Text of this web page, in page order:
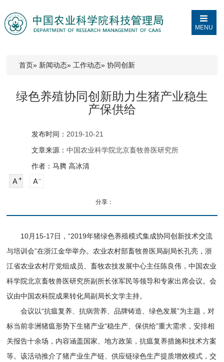
MENU
首页» 新闻动态» 工作动态» 协同创新
绿色养殖协同创新助力生猪产业稳生
产保供给
发布时间： 2019-10-21
文章来源：中国农业科学院北京畜牧兽医研究所
作者：马腾 高冰清
分享：
10月15-17日，“2019年猪绿色养殖模式集成协同创新技术交流
与培训会”在浙江金华举办。农业农村部畜牧兽医局副局长孔亮，浙
江省农业农村厅党组成员、畜牧农技发展中心主任陈良伟，中国农业
科学院北京畜牧兽医研究所副所长张军民等领导和专家出席会议。会
议由中国农科院成果转化局副局长文学主持。
会议以“抗瘟复养、抗病营养、品牌铸造、绿色发展”为主题，对
标当前非洲猪瘟形势下生猪产业“稳生产、保供给”重大需求，安排相
关报告十余场，内容涵盖国家、地方政策，抗瘟复养措施和技术方案
等。该活动推介了猪产业生产链、供应链绿色生产提质增效模式，交